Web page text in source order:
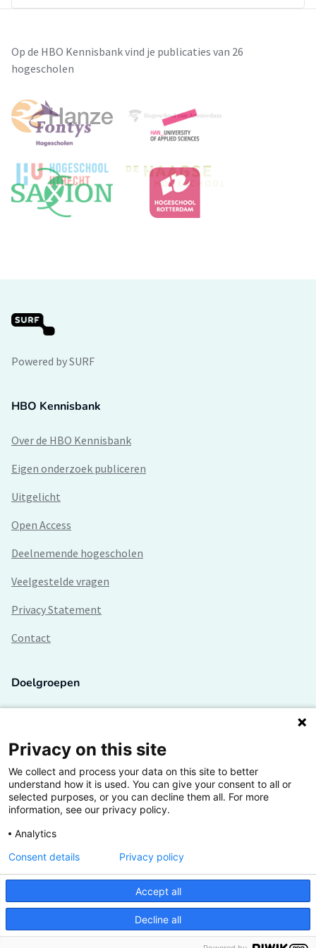
Op de HBO Kennisbank vind je publicaties van 26
hogescholen
Powered by SURF
HBO Kennisbank
Over de HBO Kennisbank
Eigen onderzoek publiceren
Uitgelicht
Open Access
Deelnemende hogescholen
Veelgestelde vragen
Privacy Statement
Contact
Doelgroepen
Lectoren en onderzoekers
Bedrijven
Hogescholen
De grootste kennisbank van het HBO
Inspiratie op jouw vakgebied
Vrij toegankelijk
Privacy on this site
We collect and process your data on this site to better
understand how it is used. You can give your consent to all or
selected purposes, or you can decline them all. For more
information, see our privacy policy.
Analytics
Accept all
Decline all
Consent details Privacy policy